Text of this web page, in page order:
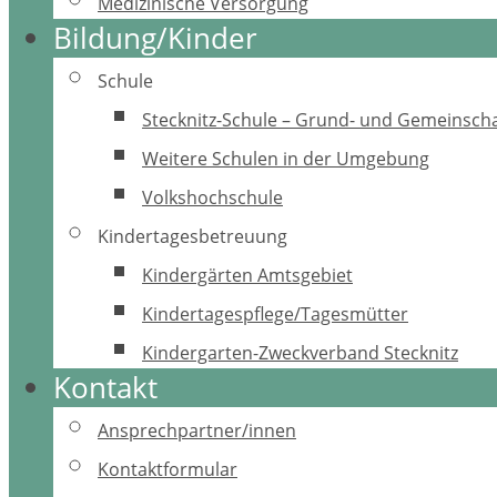
Bildung/Kinder
Schule
Stecknitz-Schule – Grund- und
Weitere Schulen in der Umgebung
Volkshochschule
Kindertagesbetreuung
Kindergärten Amtsgebiet
Kindertagespflege/Tagesmütter
Kindergarten-Zweckverband Stecknitz
Kontakt
Ansprechpartner/innen
Kontaktformular